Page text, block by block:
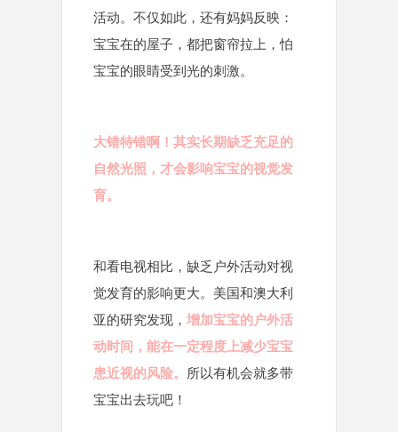
活动。不仅如此，还有妈妈反映：
宝宝在的屋子，都把窗帘拉上，怕
宝宝的眼睛受到光的刺激。
大错特错啊！其实长期缺乏充足的
自然光照，才会影响宝宝的视觉发
育。
和看电视相比，缺乏户外活动对视
觉发育的影响更大。美国和澳大利
亚的研究发现， 增加宝宝的户外活
动时间，能在一定程度上减少宝宝
患近视的风险。 所以有机会就多带
宝宝出去玩吧！